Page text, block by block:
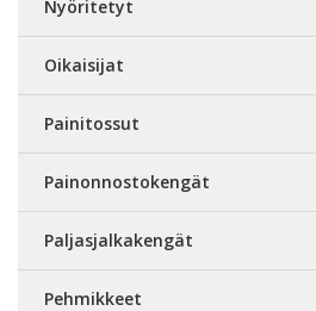
Nyöritetyt
Oikaisijat
Painitossut
Painonnostokengät
Paljasjalkakengät
Pehmikkeet